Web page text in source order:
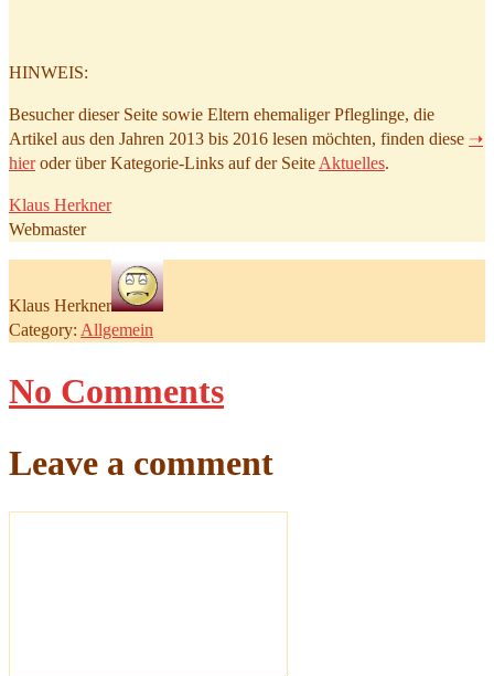
HINWEIS:
Besucher dieser Seite sowie Eltern ehemaliger Pfleglinge, die
Artikel aus den Jahren 2013 bis 2016 lesen möchten, finden diese ➝
hieroder über Kategorie-Links auf der SeiteAktuelles.
Klaus Herkner
Webmaster
Klaus Herkner
Category: Allgemein
No Comments
Leave a comment